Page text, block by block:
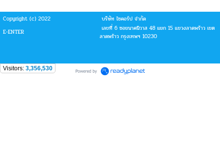
Copyright (c) 2022
บริษัท ไซคอร์ป จำกัด
E-ENTER
เลขที่ 6 ซอยนาคนิวาส 48 แยก 15 แขวงลาดพร้าว เขต
ลาดพร้าว กรุงเทพฯ 10230
Visitors: 3,356,530